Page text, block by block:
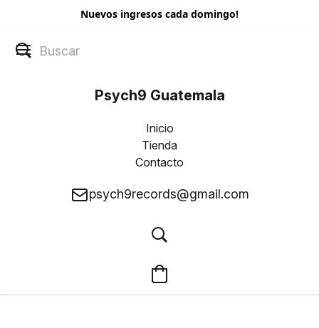
Nuevos ingresos cada domingo!
Psych9 Guatemala
Inicio
Tienda
Contacto
psych9records@gmail.com